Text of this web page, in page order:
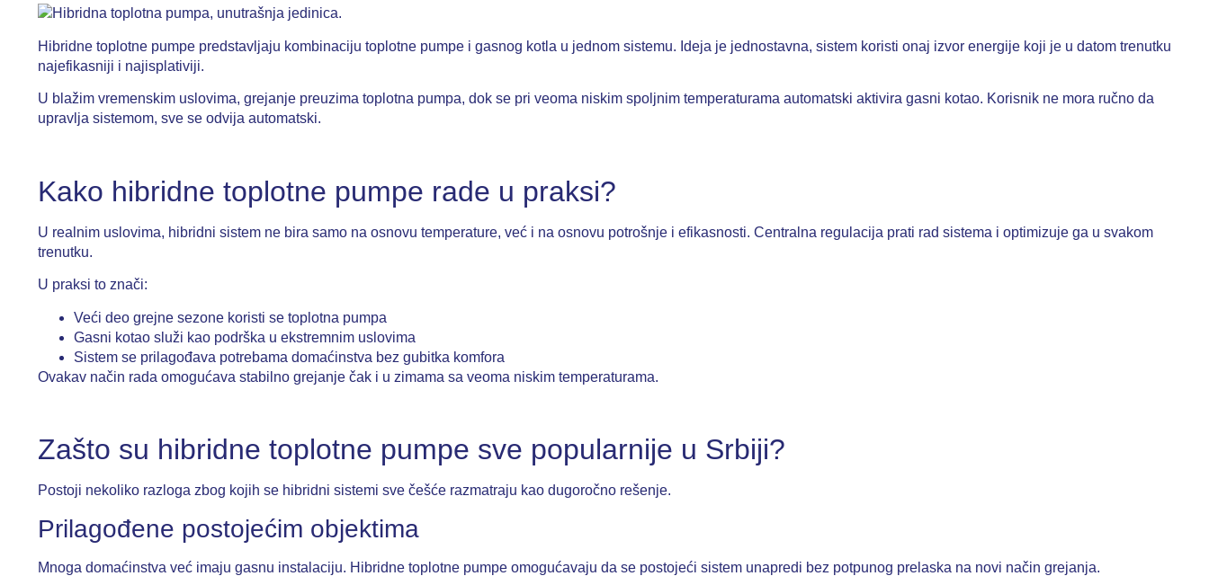
Hibridne toplotne pumpe predstavljaju kombinaciju toplotne pumpe i gasnog kotla u jednom sistemu. Ideja je jednostavna, sistem koristi onaj izvor energije koji je u datom trenutku
najefikasniji i najisplativiji.
U blažim vremenskim uslovima, grejanje preuzima toplotna pumpa, dok se pri veoma niskim spoljnim temperaturama automatski aktivira gasni kotao. Korisnik ne mora ručno da
upravlja sistemom, sve se odvija automatski.
Kako hibridne toplotne pumpe rade u praksi?
U realnim uslovima, hibridni sistem ne bira samo na osnovu temperature, već i na osnovu potrošnje i efikasnosti. Centralna regulacija prati rad sistema i optimizuje ga u svakom
trenutku.
U praksi to znači:
Veći deo grejne sezone koristi se toplotna pumpa
Gasni kotao služi kao podrška u ekstremnim uslovima
Sistem se prilagođava potrebama domaćinstva bez gubitka komfora
Ovakav način rada omogućava stabilno grejanje čak i u zimama sa veoma niskim temperaturama.
Zašto su hibridne toplotne pumpe sve popularnije u Srbiji?
Postoji nekoliko razloga zbog kojih se hibridni sistemi sve češće razmatraju kao dugoročno rešenje.
Prilagođene postojećim objektima
Mnoga domaćinstva već imaju gasnu instalaciju. Hibridne toplotne pumpe omogućavaju da se postojeći sistem unapredi bez potpunog prelaska na novi način grejanja.